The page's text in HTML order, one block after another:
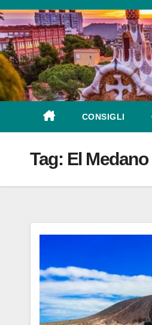
Salta
al
contenuto
CONSIGLI
Tag: El Medano